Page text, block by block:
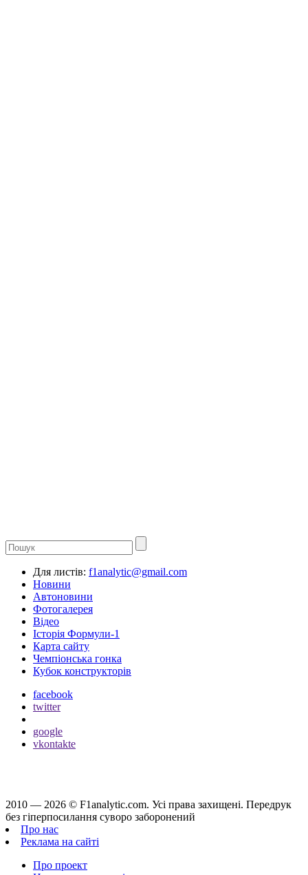
Для листів: f1analytic@gmail.com
Новини
Автоновини
Фотогалерея
Відео
Історія Формули-1
Карта сайту
Чемпіонська гонка
Кубок конструкторів
facebook
twitter
google
vkontakte
2010 — 2026 © F1analytic.com. Усi права захищенi. Передрук
без гіперпосилання суворо заборонений
Про нас
Реклама на сайті
Про проект